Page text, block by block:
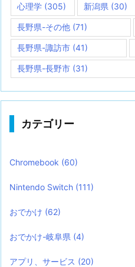
心理学 (305) 新潟県 (30)
長野県-その他 (71)
長野県-諏訪市 (41)
長野県-長野市 (31)
カテゴリー
Chromebook (60)
Nintendo Switch (111)
おでかけ (62)
おでかけ-岐阜県 (4)
アプリ、サービス (20)